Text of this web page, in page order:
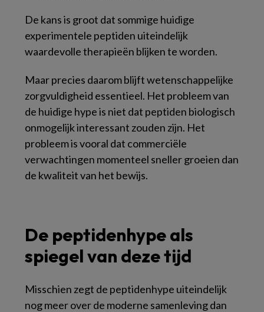
De kans is groot dat sommige huidige
experimentele peptiden uiteindelijk
waardevolle therapieën blijken te worden.
Maar precies daarom blijft wetenschappelijke
zorgvuldigheid essentieel. Het probleem van
de huidige hype is niet dat peptiden biologisch
onmogelijk interessant zouden zijn. Het
probleem is vooral dat commerciële
verwachtingen momenteel sneller groeien dan
de kwaliteit van het bewijs.
De peptidenhype als
spiegel van deze tijd
Misschien zegt de peptidenhype uiteindelijk
nog meer over de moderne samenleving dan